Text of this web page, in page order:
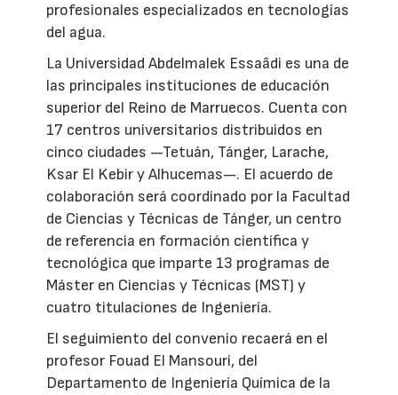
profesionales especializados en tecnologías
del agua.
La Universidad Abdelmalek Essaâdi es una de
las principales instituciones de educación
superior del Reino de Marruecos. Cuenta con
17 centros universitarios distribuidos en
cinco ciudades —Tetuán, Tánger, Larache,
Ksar El Kebir y Alhucemas—. El acuerdo de
colaboración será coordinado por la Facultad
de Ciencias y Técnicas de Tánger, un centro
de referencia en formación científica y
tecnológica que imparte 13 programas de
Máster en Ciencias y Técnicas (MST) y
cuatro titulaciones de Ingeniería.
El seguimiento del convenio recaerá en el
profesor Fouad El Mansouri, del
Departamento de Ingeniería Química de la